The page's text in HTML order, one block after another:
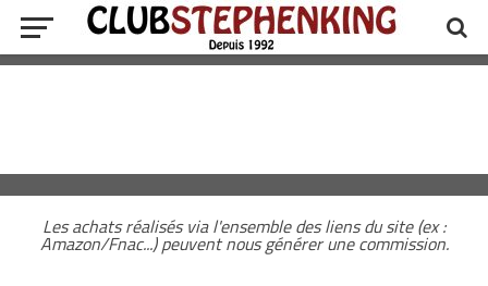
Les achats réalisés via l'ensemble des liens du site (ex :
Amazon/Fnac...) peuvent nous générer une commission.